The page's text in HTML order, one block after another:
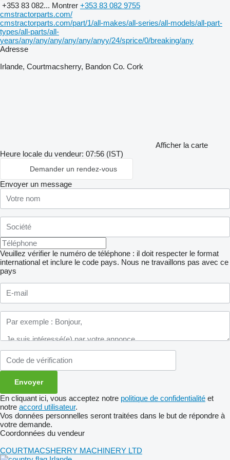
+353 83 082... Montrer +353 83 082 9755
cmstractorparts.com/
cmstractorparts.com/part/1/all-makes/all-series/all-models/all-part-
types/all-parts/all-
years/any/any/any/any/any/anyy/24/sprice/0/breaking/any
Adresse
Irlande, Courtmacsherry, Bandon Co. Cork
Afficher la carte
Heure locale du vendeur: 07:56 (IST)
Demander un rendez-vous
Envoyer un message
Veuillez vérifier le numéro de téléphone : il doit respecter le format
international et inclure le code pays. Nous ne travaillons pas avec ce
pays
En cliquant ici, vous acceptez notre politique de confidentialité et
notre accord utilisateur.
Vos données personnelles seront traitées dans le but de répondre à
votre demande.
Coordonnées du vendeur
COURTMACSHERRY MACHINERY LTD